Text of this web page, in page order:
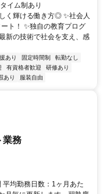
イム制あり
く輝ける働き方◎ ✨社会人
ト！ ✨独自の教育プログ
新の技術で社会を支え、感
あり 固定時間制
転勤なし
有資格者歓迎
研修あり
あり 服装自由
業務
均勤務日数：1ヶ月あた